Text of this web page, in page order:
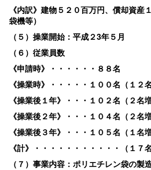
《内訳》建物５２０百万円、 償却資産
袋機等）
（５）操業開始：平成２3年５月
（６）従業員数
《申請時》・・・・・・８８名
《操業時》・・・・・１００名（１２名
《操業後１年》・・・１０２名（２名増
《操業後２年》・・・１０４名（２名増
《操業後３年》・・・１０５名（１名増
《計》・・・・・・・・・・・（１７
（７）事業内容： ポリエチレン袋の製